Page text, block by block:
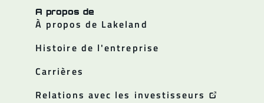
A propos de
À propos de Lakeland
Histoire de l'entreprise
Carrières
Relations avec les investisseurs